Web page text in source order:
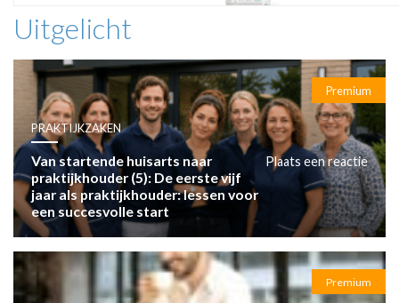
Uitgelicht
Premium
PRAKTIJKZAKEN
Van startende huisarts naar
praktijkhouder (5): De eerste vijf
jaar als praktijkhouder: lessen voor
een succesvolle start
Plaats een reactie
Premium